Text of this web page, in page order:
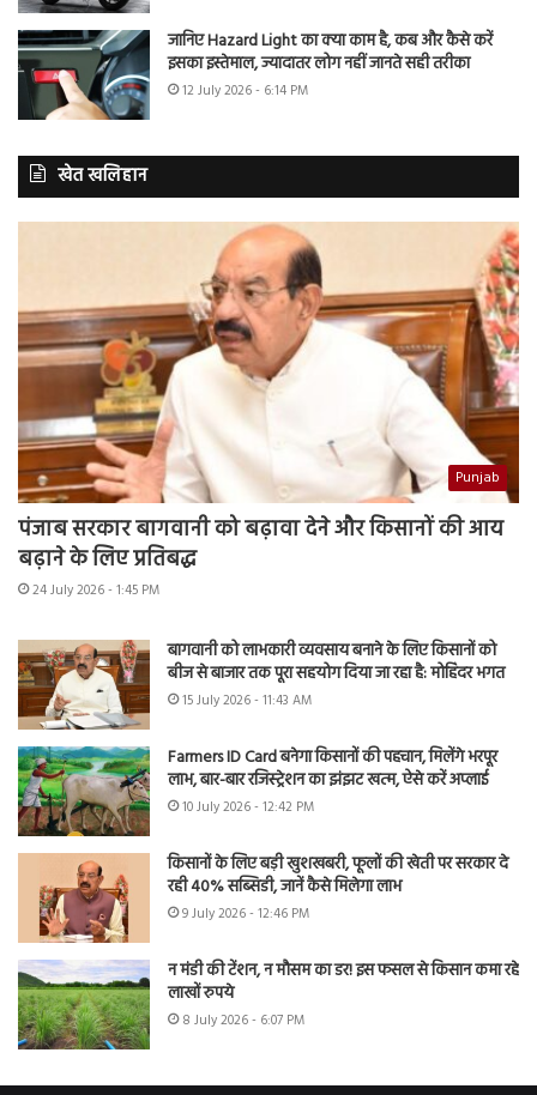
जानिए Hazard Light का क्या काम है, कब और कैसे करें
इसका इस्तेमाल, ज्यादातर लोग नहीं जानते सही तरीका
12 July 2026 - 6:14 PM
खेत खलिहान
Punjab
पंजाब सरकार बागवानी को बढ़ावा देने और किसानों की आय
बढ़ाने के लिए प्रतिबद्ध
24 July 2026 - 1:45 PM
बागवानी को लाभकारी व्यवसाय बनाने के लिए किसानों को
बीज से बाजार तक पूरा सहयोग दिया जा रहा है: मोहिंदर भगत
15 July 2026 - 11:43 AM
Farmers ID Card बनेगा किसानों की पहचान, मिलेंगे भरपूर
लाभ, बार-बार रजिस्ट्रेशन का झंझट खत्म, ऐसे करें अप्लाई
10 July 2026 - 12:42 PM
किसानों के लिए बड़ी खुशखबरी, फूलों की खेती पर सरकार दे
रही 40% सब्सिडी, जानें कैसे मिलेगा लाभ
9 July 2026 - 12:46 PM
न मंडी की टेंशन, न मौसम का डर! इस फसल से किसान कमा रहे
लाखों रुपये
8 July 2026 - 6:07 PM